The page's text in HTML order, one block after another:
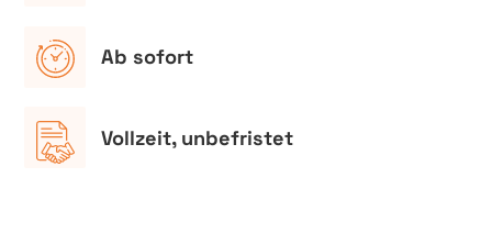
Ab sofort
Vollzeit, unbefristet